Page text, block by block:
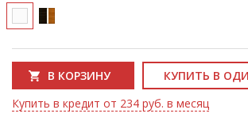
В КОРЗИНУ
КУПИТЬ В
Купить в кредит от 234 руб. в месяц